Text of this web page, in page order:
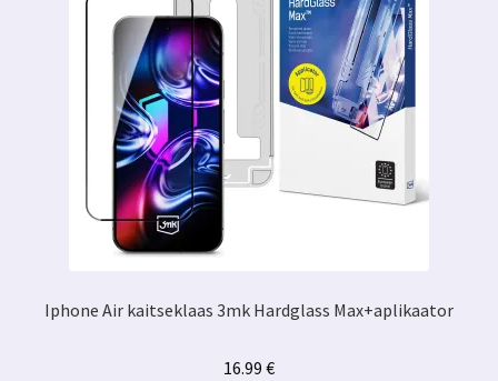
Iphone Air kaitseklaas 3mk Hardglass Max+aplikaator
16.99 €